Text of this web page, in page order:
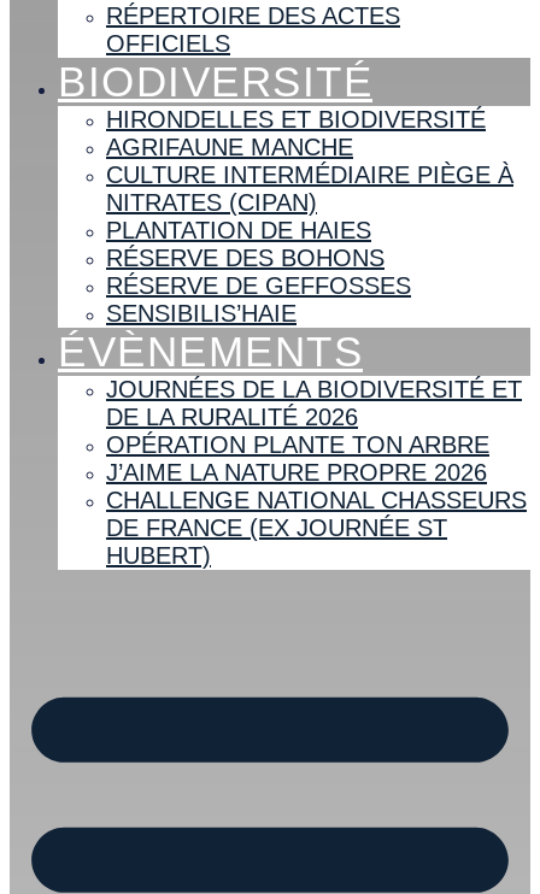
RÉPERTOIRE DES ACTES
OFFICIELS
BIODIVERSITÉ
HIRONDELLES ET BIODIVERSITÉ
AGRIFAUNE MANCHE
CULTURE INTERMÉDIAIRE PIÈGE À
NITRATES (CIPAN)
PLANTATION DE HAIES
RÉSERVE DES BOHONS
RÉSERVE DE GEFFOSSES
SENSIBILIS’HAIE
ÉVÈNEMENTS
JOURNÉES DE LA BIODIVERSITÉ ET
DE LA RURALITÉ 2026
OPÉRATION PLANTE TON ARBRE
J’AIME LA NATURE PROPRE 2026
CHALLENGE NATIONAL CHASSEURS
DE FRANCE (EX JOURNÉE ST
HUBERT)